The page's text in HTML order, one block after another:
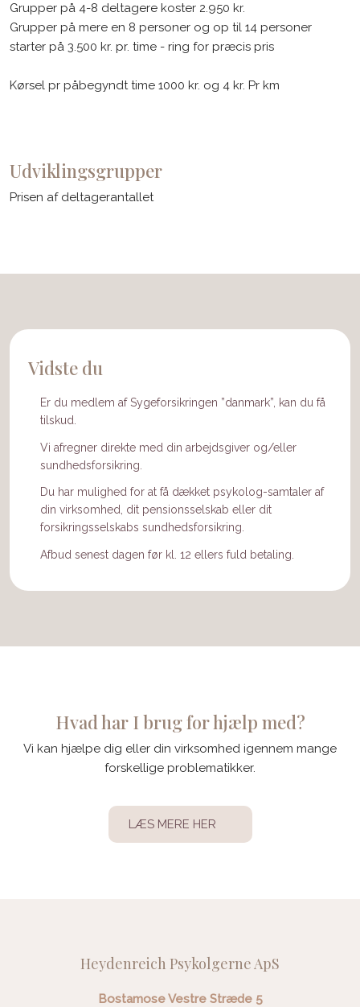
​Grupper på 4-8 deltagere koster 2.950 kr.
Grupper på mere en 8 personer og op til 14 personer
starter på 3.500 kr. pr. time - ring for præcis pris
Kørsel pr påbegyndt time 1000 kr. og 4 kr. Pr km​
Udviklingsgrupper
​Prisen af deltagerantallet
Vidste du
​Er du medlem af Sygeforsikringen ”danmark”, kan du få
tilskud.
Vi afregner direkte med din arbejdsgiver og/eller
sundhedsforsikring.
Du har mulighed for at få dækket psykolog-samtaler af
din virksomhed, dit pensionsselskab eller dit
forsikringsselskabs sundhedsforsikring.
Afbud senest dagen før kl. 12 ellers fuld betaling.
Hvad har I brug for hjælp med?
Vi kan hjælpe dig eller din virksomhed igennem mange
forskellige problematikker.​
LÆS MERE HER​
Heydenreich Psykolgerne ApS
Bostamose Vestre Stræde 5